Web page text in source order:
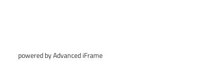
powered by Advanced iFrame